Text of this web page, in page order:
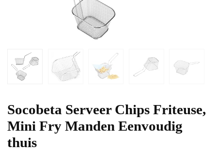
Socobeta Serveer Chips Friteuse,
Mini Fry Manden Eenvoudig
thuis